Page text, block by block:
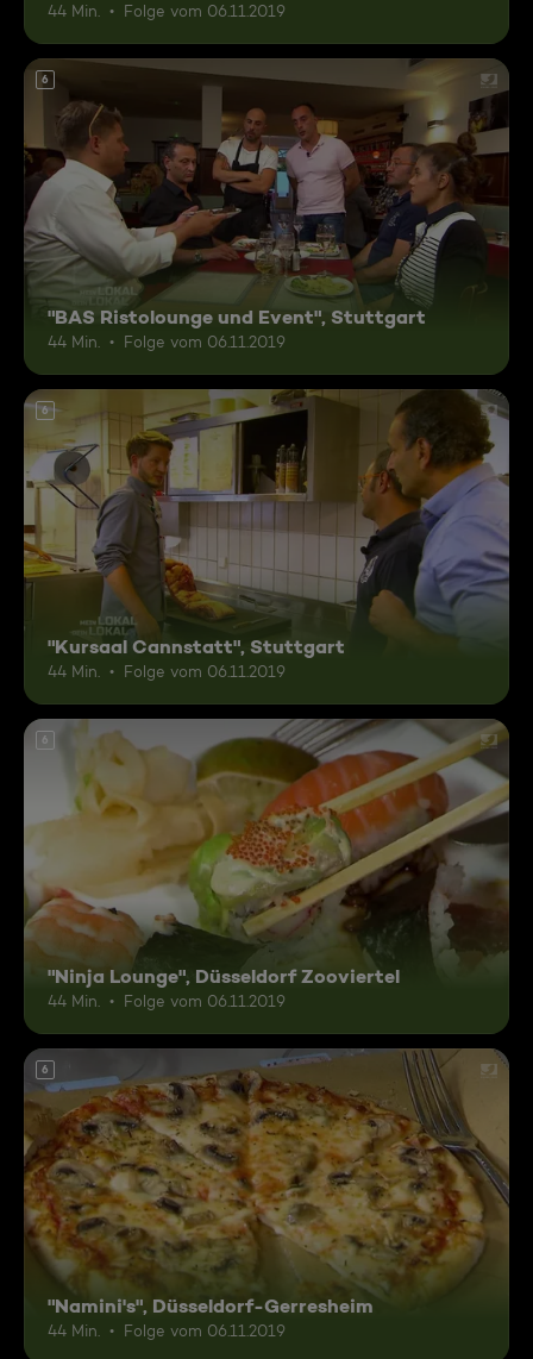
44 Min. Folge vom 06.11.2019
6
"BAS Ristolounge und Event", Stuttgart
44 Min. Folge vom 06.11.2019
6
"Kursaal Cannstatt", Stuttgart
44 Min. Folge vom 06.11.2019
6
"Ninja Lounge", Düsseldorf Zooviertel
44 Min. Folge vom 06.11.2019
6
"Namini's", Düsseldorf-Gerresheim
44 Min. Folge vom 06.11.2019